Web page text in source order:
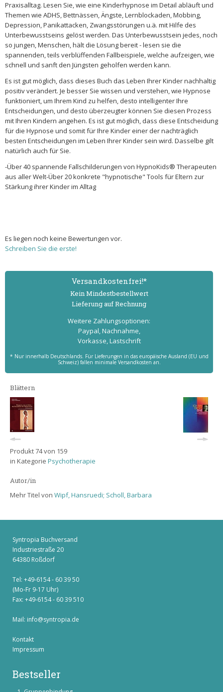
Praxisalltag. Lesen Sie, wie eine Kinderhypnose im Detail abläuft und
Themen wie ADHS, Bettnässen, Ängste, Lernblockaden, Mobbing,
Depression, Panikattacken, Zwangsstörungen u.ä. mit Hilfe des
Unterbewusstseins gelöst werden. Das Unterbewusstsein jedes, noch
so jungen, Menschen, hält die Lösung bereit - lesen sie die
spannenden, teils verblüffenden Fallbeispiele, welche aufzeigen, wie
schnell und sanft den Jüngsten geholfen werden kann.
Es ist gut möglich, dass dieses Buch das Leben Ihrer Kinder nachhaltig
positiv verändert. Je besser Sie wissen und verstehen, wie Hypnose
funktioniert, um Ihrem Kind zu helfen, desto intelligenter Ihre
Entscheidungen, und desto überzeugter können Sie diesen Prozess
mit Ihren Kindern angehen. Es ist gut möglich, dass diese Entscheidung
für die Hypnose und somit für Ihre Kinder einer der nachträglich
besten Entscheidungen im Leben Ihrer Kinder sein wird. Dasselbe gilt
natürlich auch für Sie.
-Über 40 spannende Fallschilderungen von HypnoKids® Therapeuten
aus aller Welt-Über 20 konkrete "hypnotische" Tools für Eltern zur
Stärkung ihrer Kinder im Alltag
Es liegen noch keine Bewertungen vor.
Schreiben Sie die erste!
Versand­kostenfrei!*
Kein Mindest­bestell­wert
Lieferung auf Rechnung
Weitere Zahlungs­optionen:
Paypal, Nachnahme,
Vorkasse, Lastschrift
* Nur innerhalb Deutschlands. Für Lieferungen in das europäische Ausland (EU und
Schweiz) fallen minimale Versandkosten an.
Blättern
Produkt 74 von 159
in Kategorie Psychotherapie
Autor/in
Mehr Titel von Wipf, Hansruedi; Scholl, Barbara
Syntropia Buchversand
Industriestraße 20
64380 Roßdorf
Tel: +49-6154 - 60 39 50
(Mo-Fr 9-17 Uhr)
Fax: +49-6154 - 60 39 510
Mail: info@syntropia.de
Kontakt
Impressum
Bestseller